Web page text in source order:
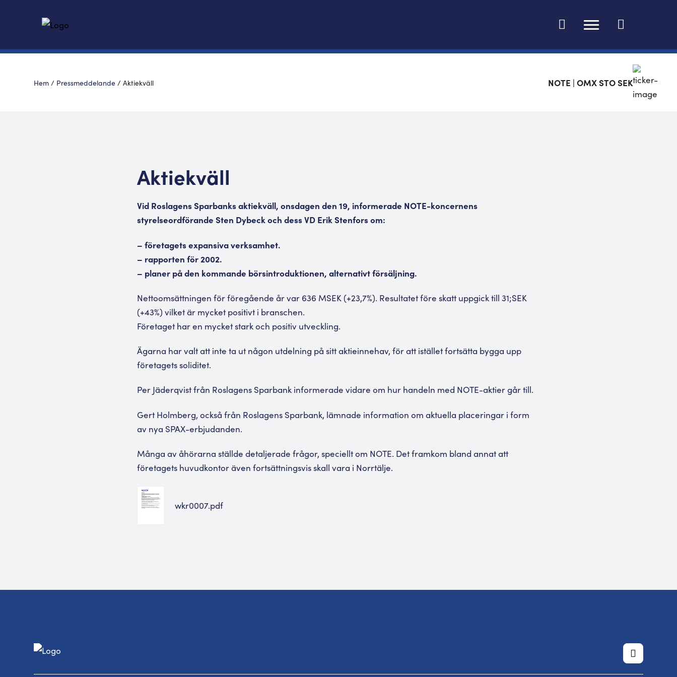
Ändra språk
Hem / Pressmeddelande /Aktiekväll NOTE | OMX STO SEK
Aktiekväll
Vid Roslagens Sparbanks aktiekväll, onsdagen den 19, informerade NOTE-koncernens
styrelseordförande Sten Dybeck och dess VD Erik Stenfors om:
– företagets expansiva verksamhet.
– rapporten för 2002.
– planer på den kommande börsintroduktionen, alternativt försäljning.
Nettoomsättningen för föregående år var 636 MSEK (+23,7%). Resultatet före skatt uppgick till 31;SEK
(+43%) vilket är mycket positivt i branschen.
Företaget har en mycket stark och positiv utveckling.
Ägarna har valt att inte ta ut någon utdelning på sitt aktieinnehav, för att istället fortsätta bygga upp
företagets soliditet.
Per Jäderqvist från Roslagens Sparbank informerade vidare om hur handeln med NOTE-aktier går till.
Gert Holmberg, också från Roslagens Sparbank, lämnade information om aktuella placeringar i form
av nya SPAX-erbjudanden.
Många av åhörarna ställde detaljerade frågor, speciellt om NOTE. Det framkom bland annat att
företagets huvudkontor även fortsättningsvis skall vara i Norrtälje.
wkr0007.pdf